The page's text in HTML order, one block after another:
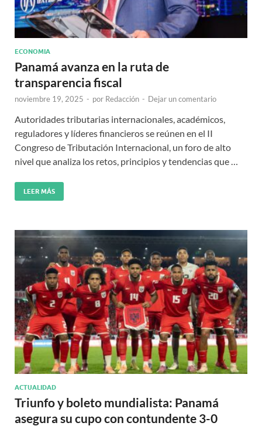
ECONOMIA
Panamá avanza en la ruta de
transparencia fiscal
noviembre 19, 2025 - por Redacción - Dejar un comentario
Autoridades tributarias internacionales, académicos,
reguladores y líderes financieros se reúnen en el II
Congreso de Tributación Internacional, un foro de alto
nivel que analiza los retos, principios y tendencias que …
LEER MÁS
ACTUALIDAD
Triunfo y boleto mundialista: Panamá
asegura su cupo con contundente 3-0